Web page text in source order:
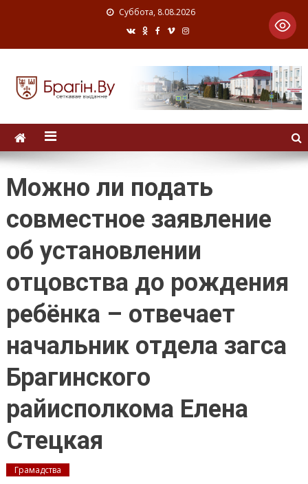
Суббота, 8.08.2026
Можно ли подать
совместное заявление
об установлении
отцовства до рождения
ребёнка – отвечает
начальник отдела загса
Брагинского
райисполкома Елена
Стецкая
Грамадства